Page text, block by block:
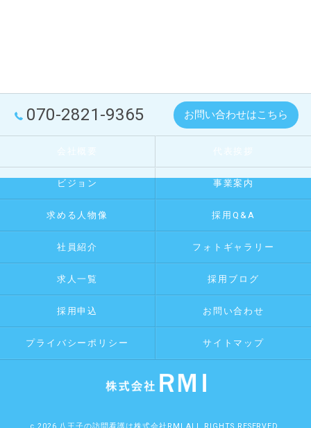
070-2821-9365 お問い合わせはこちら
ビジョン 事業案内
求める人物像 採用Q&A
社員紹介 フォトギャラリー
求人一覧 採用ブログ
採用申込 お問い合わせ
プライバシーポリシー サイトマップ
c 2026 八王子の訪問看護は株式会社RMI ALL RIGHTS RESERVED.